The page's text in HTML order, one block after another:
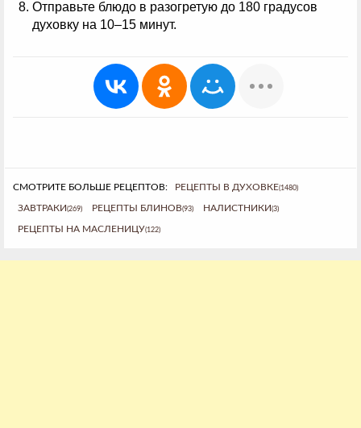
Отправьте блюдо в разогретую до 180 градусов
духовку на 10–15 минут.
СМОТРИТЕ БОЛЬШЕ РЕЦЕПТОВ: РЕЦЕПТЫ В ДУХОВКЕ(1480)
ЗАВТРАКИ(269) РЕЦЕПТЫ БЛИНОВ(93) НАЛИСТНИКИ(3)
РЕЦЕПТЫ НА МАСЛЕНИЦУ(122)